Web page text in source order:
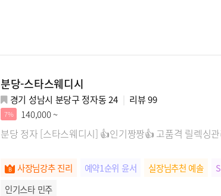
분당-스타스웨디시
경기 성남시 분당구 정자동 24 리뷰99
7% 140,000 ~
분당 정자 [스타스웨디시] 👍인기짱짱👍 고품격 릴렉싱
사장님강추 진리 예약1순위 윤서 실장님추천 예솔
인기스타 민주